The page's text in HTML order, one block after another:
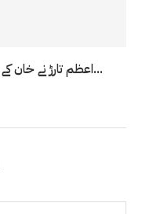
اعظم تارڑ نے خان کے معاملے پر اقوام متحدہ کو بھی شٹ...